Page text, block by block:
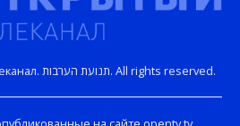
Copyright © Открытый телеканал. תנועת הערבות. All rights reserved.